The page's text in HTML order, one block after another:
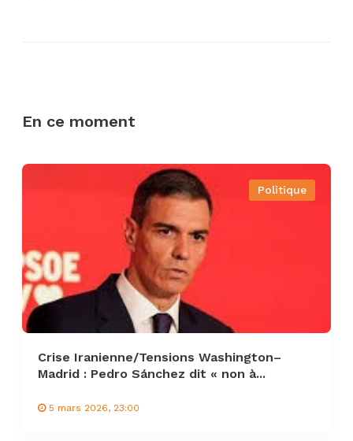
En ce moment
Politique
Crise Iranienne/Tensions Washington–
Madrid : Pedro Sánchez dit « non à...
5 mars 2026, 23:00